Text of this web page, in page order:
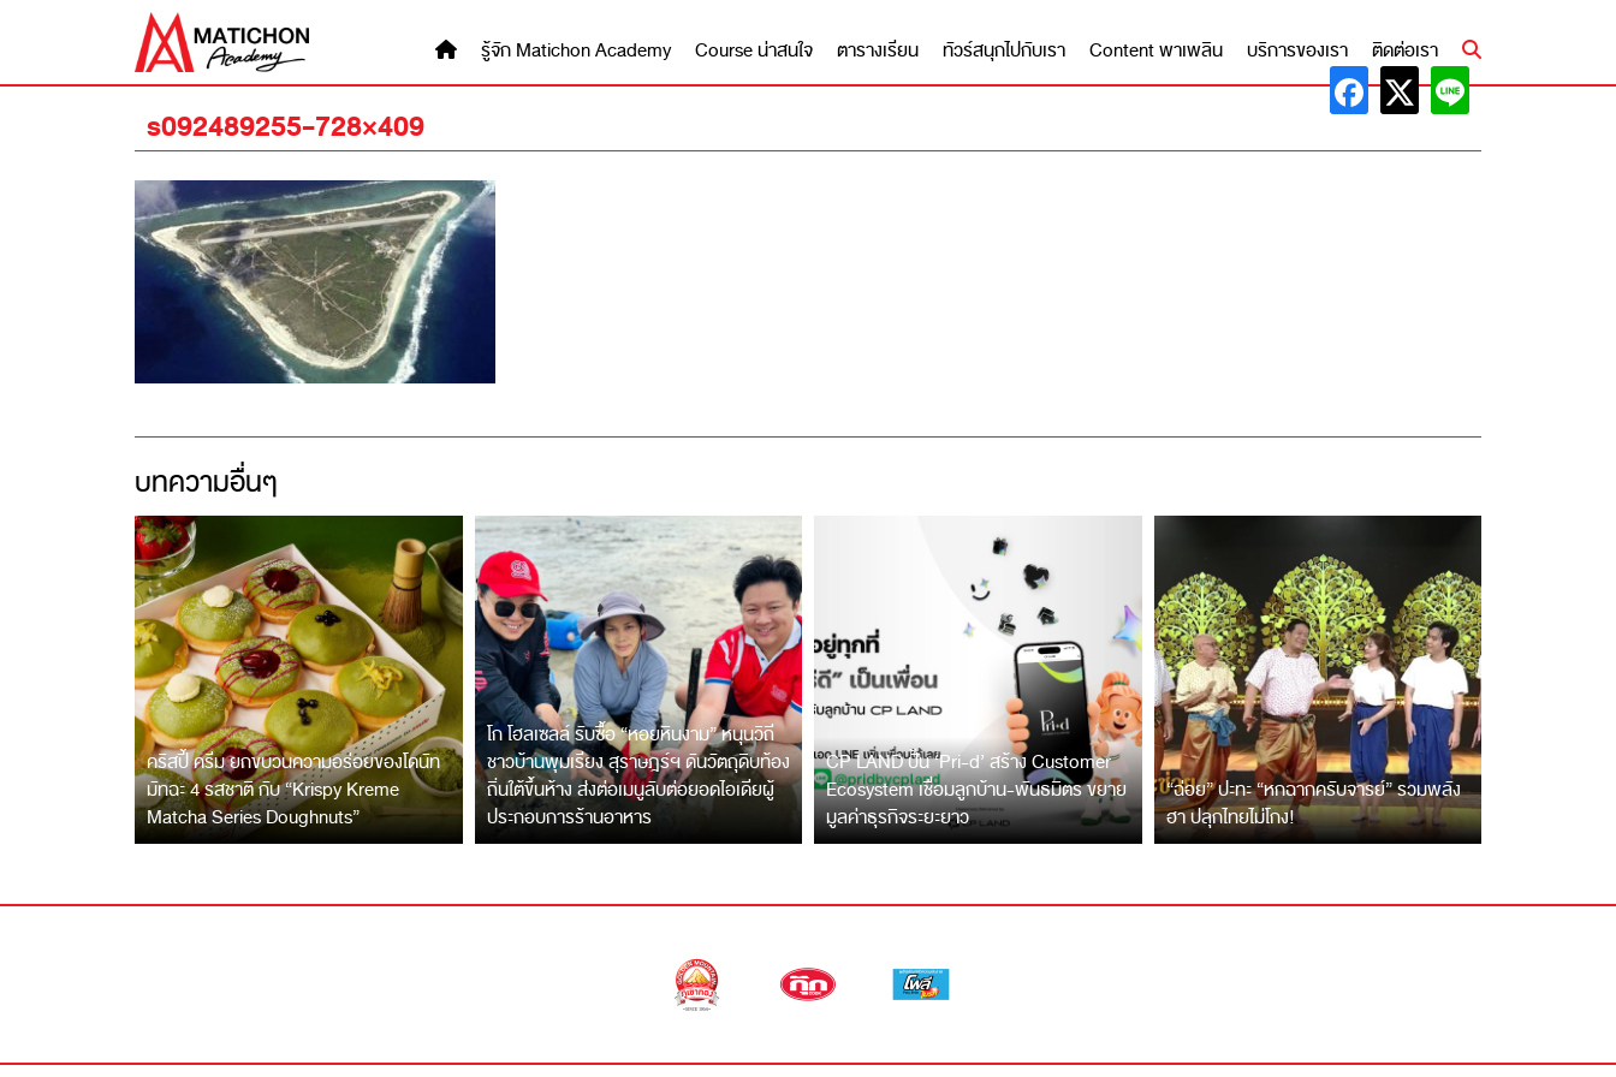
รู้จัก Matichon Academy Course น่าสนใจ ตารางเรียน ทัวร์สนุกไปกับเรา Content พาเพลิน บริการของเรา ติดต่อเรา
s092489255-728×409
บทความอื่นๆ
คริสปี้ ครีม ยกขบวนความอร่อยของโดนัท
มัทฉะ 4 รสชาติ กับ “Krispy Kreme
Matcha Series Doughnuts”
โก โฮลเซลล์ รับซื้อ “หอยหินงาม” หนุนวิถี
ชาวบ้านพุมเรียง สุราษฎร์ฯ ดันวัตถุดิบท้อง
ถิ่นใต้ขึ้นห้าง ส่งต่อเมนูลับต่อยอดไอเดียผู้
ประกอบการร้านอาหาร
CP LAND ปั้น ‘Pri-d’ สร้าง Customer
Ecosystem เชื่อมลูกบ้าน-พันธมิตร ขยาย
มูลค่าธุรกิจระยะยาว
“ฉ่อย” ปะทะ “หกฉากครับจารย์” รวมพลัง
ฮา ปลุกไทยไม่โกง!